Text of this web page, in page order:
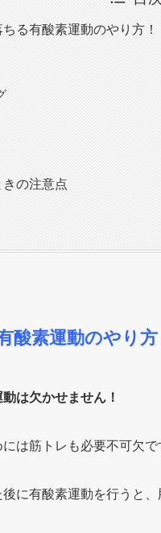
る有酸素運動のやり方！
の注意点
酸素運動のやり方
は欠かせません！
は筋トレも必要不可欠で
に有酸素運動を行うと